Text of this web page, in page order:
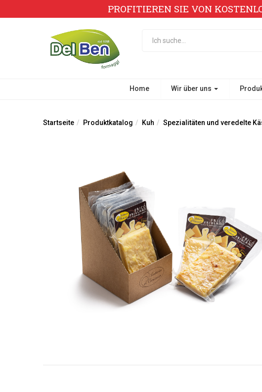
PROFITIEREN SIE VON
Home Wir über uns
Startseite Produktkatalog Kuh Spezialitäten und veredelte